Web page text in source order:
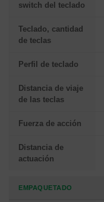
switch del teclado
Teclado, cantidad
de teclas
Perfil de teclado
Distancia de viaje
de las teclas
Fuerza de acción
Distancia de
actuación
EMPAQUETADO